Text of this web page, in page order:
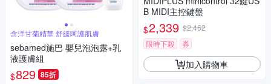
含洋甘菊精華 舒緩呵護肌膚
sebamed施巴 嬰兒泡泡露+乳
液護膚組
$829 85折
B MIDI主控鍵盤
$2,339 $2,462
限時下殺
券
加入購物車